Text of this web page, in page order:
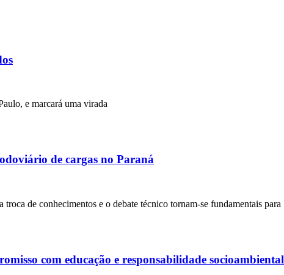
e marcará uma virada
de cargas no Paraná
de conhecimentos e o debate técnico tornam-se fundamentais para
com educação e responsabilidade socioambiental